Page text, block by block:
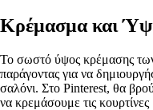
Κρέμασμα και
Το σωστό ύψος κρέμασης των
παράγοντας για να
σαλόνι. Στο Pinterest, θα
να κρεμάσουμε τις